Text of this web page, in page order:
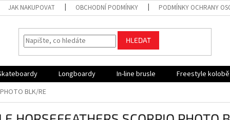
JAK NAKUPOVAT OBCHODNÍ PODMÍNKY PODMÍNKY OCHRANY
HLEDAT
Longboardy In-line brusle Freestyle
BLK/RE